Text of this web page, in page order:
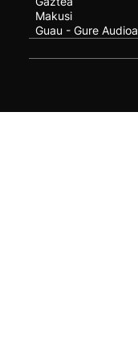
Makusi
Guau - Gure Audioa